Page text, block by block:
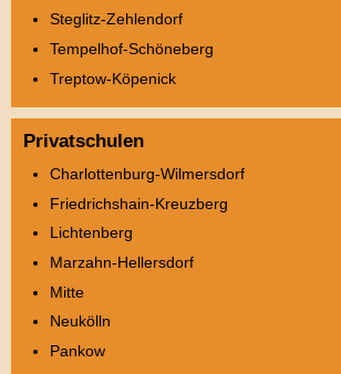
Steglitz-Zehlendorf
Tempelhof-Schöneberg
Treptow-Köpenick
Privatschulen
Charlottenburg-Wilmersdorf
Friedrichshain-Kreuzberg
Lichtenberg
Marzahn-Hellersdorf
Mitte
Neukölln
Pankow